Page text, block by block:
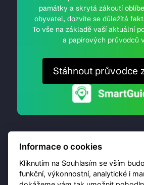
památky a skrytá zákoutí
obyvatel, dozvíte se důležitá
To vše na základě vaší aktuální
a papírových průvodců
Stáhnout průvodce
Informace o cookies
Kliknutím na Souhlasím se vším
funkční, výkonnostní, analytické i